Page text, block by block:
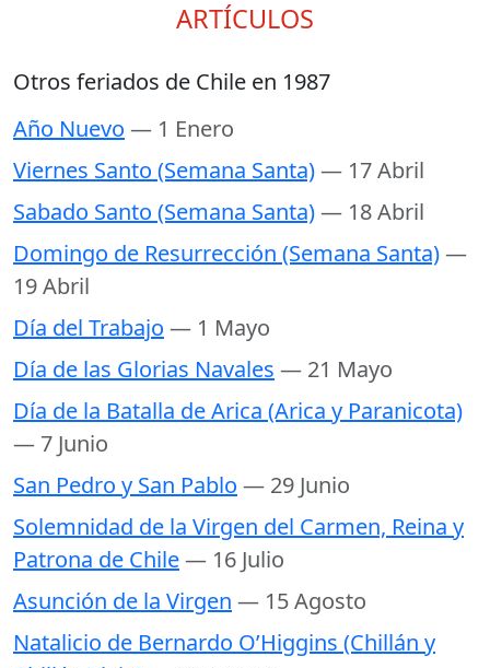
ARTÍCULOS
Otros feriados de Chile en 1987
Año Nuevo — 1 Enero
Viernes Santo (Semana Santa)— 17 Abril
Sabado Santo (Semana Santa)— 18 Abril
Domingo de Resurrección (Semana Santa)—
19 Abril
Día del Trabajo — 1 Mayo
Día de las Glorias Navales — 21 Mayo
Día de la Batalla de Arica (Arica y Paranicota)
— 7 Junio
San Pedro y San Pablo — 29 Junio
Solemnidad de la Virgen del Carmen, Reina y
Patrona de Chile— 16 Julio
Asunción de la Virgen — 15 Agosto
Natalicio de Bernardo O’Higgins (Chillán y